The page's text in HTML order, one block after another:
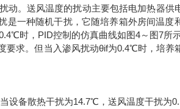
动。送风温度的扰动主要包括电加热器供
是一种随机干扰，它随培养箱外房间温度
时，PID控制的仿真曲线如图4～图7所
要求。但当入渗风扰动θif为0.4℃时，培养
设备散热干扰为14.7℃，送风温度干扰为